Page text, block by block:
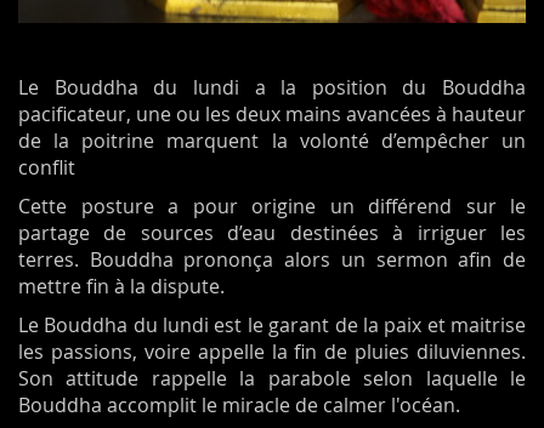
Le Bouddha du lundi a la position du Bouddha
pacificateur, une ou les deux mains avancées à hauteur
de la poitrine marquent la volonté d’empêcher un
conflit
Cette posture a pour origine un différend sur le
partage de sources d’eau destinées à irriguer les
terres. Bouddha prononça alors un sermon afin de
mettre fin à la dispute.
Le Bouddha du lundi est le garant de la paix et maitrise
les passions, voire appelle la fin de pluies diluviennes.
Son attitude rappelle la parabole selon laquelle le
Bouddha accomplit le miracle de calmer l'océan.